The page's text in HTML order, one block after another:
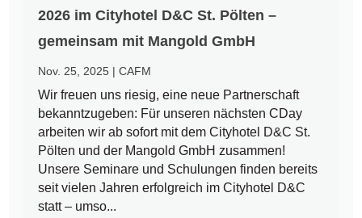
2026 im Cityhotel D&C St. Pölten –
gemeinsam mit Mangold GmbH
Nov. 25, 2025 |CAFM
Wir freuen uns riesig, eine neue Partnerschaft
bekanntzugeben: Für unseren nächsten CDay
arbeiten wir ab sofort mit dem Cityhotel D&C St.
Pölten und der Mangold GmbH zusammen!
Unsere Seminare und Schulungen finden bereits
seit vielen Jahren erfolgreich im Cityhotel D&C
statt – umso...